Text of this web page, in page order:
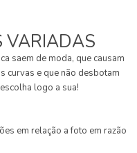
VARIADAS
saem de moda, que causam
curvas e que não desbotam
logo a sua!
em relação a foto em razão